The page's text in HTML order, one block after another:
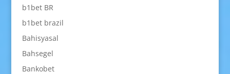
b1bet BR
b1bet brazil
Bahisyasal
Bahsegel
Bankobet